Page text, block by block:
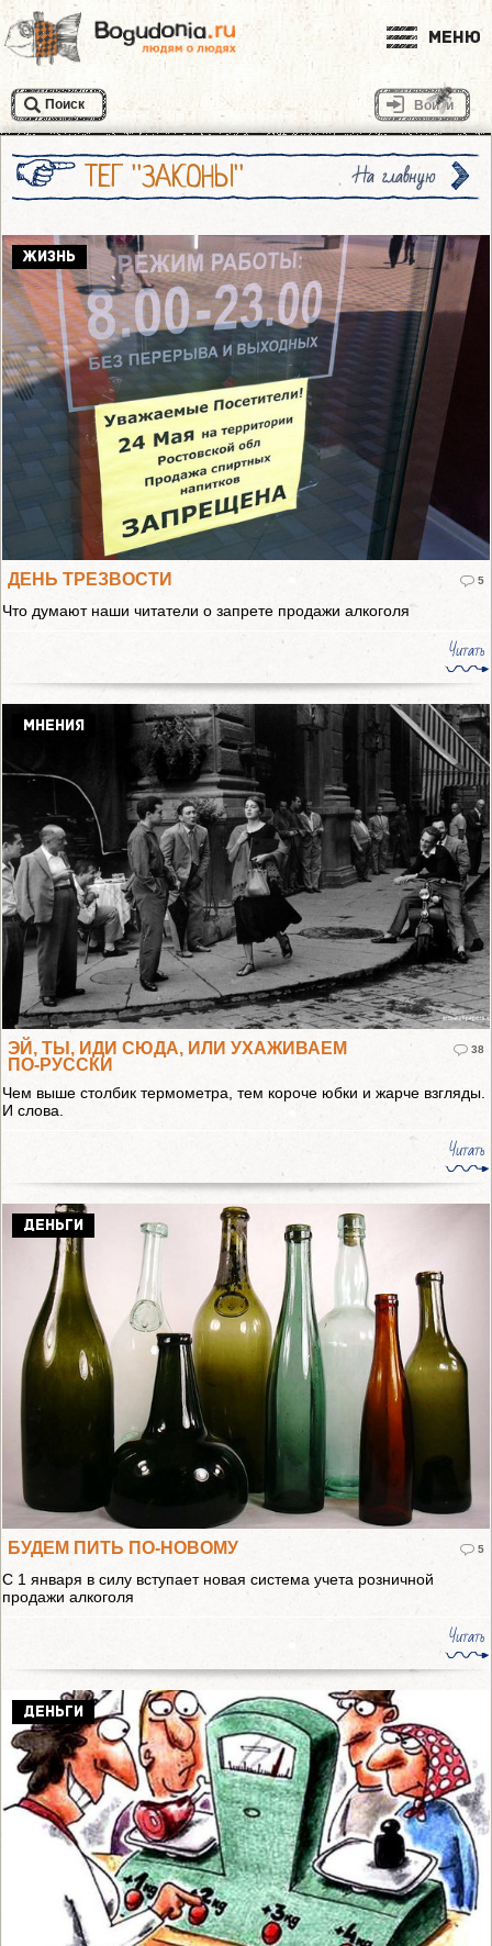
Меню
Поиск Войти
ТЕГ "ЗАКОНЫ" На главную
ЖИЗНЬ
ДЕНЬ ТРЕЗВОСТИ 5
Что думают наши читатели о запрете продажи алкоголя
Читать
МНЕНИЯ
ЭЙ, ТЫ, ИДИ СЮДА, ИЛИ УХАЖИВАЕМ
ПО-РУССКИ
38
Чем выше столбик термометра, тем короче юбки и жарче взгляды.
И слова.
Читать
ДЕНЬГИ
БУДЕМ ПИТЬ ПО-НОВОМУ 5
С 1 января в силу вступает новая система учета розничной
продажи алкоголя
Читать
ДЕНЬГИ